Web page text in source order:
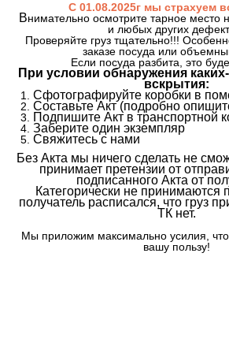
С 01.08.2025г мы страхуем
Внимательно осмотрите тарное место
и любых других
Проверяйте груз тщательно!!!
заказе посуда или
Если посуда разбита, это
При условии обнаружения
вскрытия:
Сфотографируйте коробки в
Составьте Акт (подробно
Подпишите Акт в транспортной
Заберите один экземпляр
Свяжитесь с нами
Без Акта мы ничего сделать не
принимает претензии от
подписанного Акта от
Категорически не принимаются
получатель расписался, что груз
ТК нет.
Мы приложим максимально усилия,
вашу пользу!